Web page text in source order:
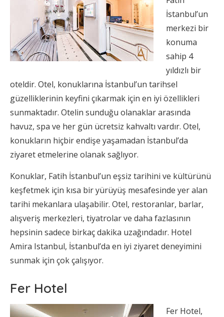
İstanbul’un
merkezi bir
konuma
sahip 4
yıldızlı bir
oteldir. Otel, konuklarına İstanbul’un tarihsel
güzelliklerinin keyfini çıkarmak için en iyi özellikleri
sunmaktadır. Otelin sunduğu olanaklar arasında
havuz, spa ve her gün ücretsiz kahvaltı vardır. Otel,
konukların hiçbir endişe yaşamadan İstanbul’da
ziyaret etmelerine olanak sağlıyor.
Konuklar, Fatih İstanbul’un eşsiz tarihini ve kültürünü
keşfetmek için kısa bir yürüyüş mesafesinde yer alan
tarihi mekanlara ulaşabilir. Otel, restoranlar, barlar,
alışveriş merkezleri, tiyatrolar ve daha fazlasının
hepsinin sadece birkaç dakika uzağındadır. Hotel
Amira Istanbul, İstanbul’da en iyi ziyaret deneyimini
sunmak için çok çalışıyor.
Fer Hotel
Fer Hotel,